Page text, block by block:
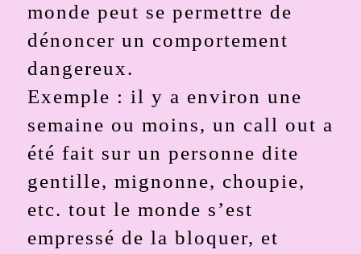
monde peut se permettre de
dénoncer un comportement
dangereux.
Exemple : il y a environ une
semaine ou moins, un call out a
été fait sur un personne dite
gentille, mignonne, choupie,
etc. tout le monde s’est
empressé de la bloquer, et